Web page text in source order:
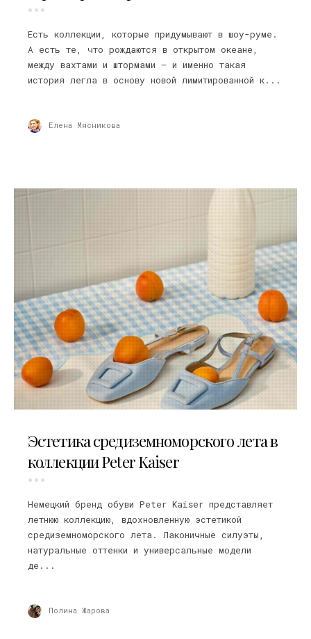
Есть коллекции, которые придумывают в шоу-руме.
А есть те, что рождаются в открытом океане,
между вахтами и штормами — и именно такая
история легла в основу новой лимитированной к...
Елена Мясникова
Эстетика средиземноморского лета в
коллекции Peter Kaiser
Немецкий бренд обуви Peter Kaiser представляет
летнюю коллекцию, вдохновленную эстетикой
средиземноморского лета. Лаконичные силуэты,
натуральные оттенки и универсальные модели
де...
Полина Жарова